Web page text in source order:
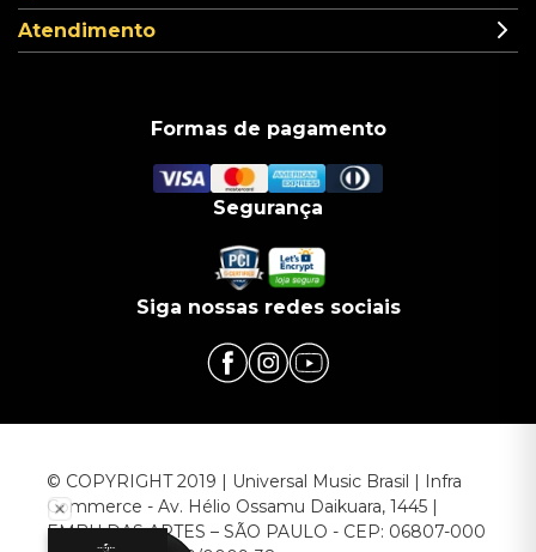
Atendimento
Formas de pagamento
Segurança
Siga nossas redes sociais
© COPYRIGHT 2019 | Universal Music Brasil | Infra
Commerce - Av. Hélio Ossamu Daikuara, 1445 |
EMBU DAS ARTES – SÃO PAULO - CEP: 06807-000